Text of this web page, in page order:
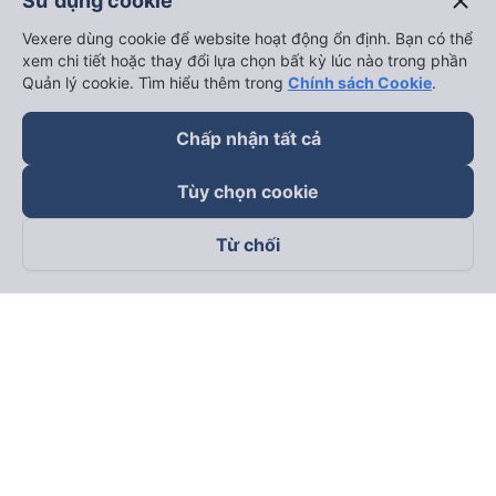
Vexere dùng cookie để website hoạt động ổn định. Bạn có thể
xem chi tiết hoặc thay đổi lựa chọn bất kỳ lúc nào trong phần
Quản lý cookie. Tìm hiểu thêm trong Chính sách Cookie.
Chấp nhận tất cả
Tùy chọn cookie
Từ chối